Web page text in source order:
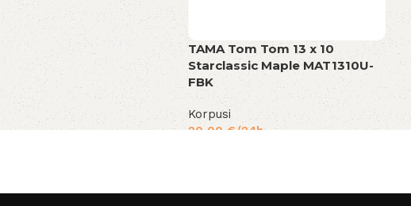
TAMA Tom Tom 13 x 10
Starclassic Maple MAT1310U-
FBK
Korpusi
20,00€/24h